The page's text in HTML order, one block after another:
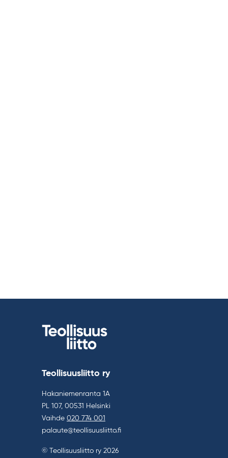
Teollisuusliitto ry
Hakaniemenranta 1A
PL 107, 00531 Helsinki
Vaihde 020 774 001
palaute@teollisuusliitto.fi
© Teollisuusliitto ry 2026